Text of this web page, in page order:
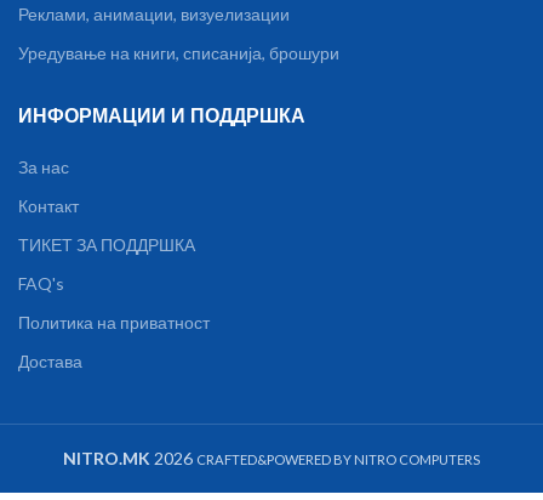
Реклами, анимации, визуелизации
Уредување на книги, списанија, брошури
ИНФОРМАЦИИ И ПОДДРШКА
За нас
Контакт
ТИКЕТ ЗА ПОДДРШКА
FAQ's
Политика на приватност
Достава
NITRO.MK 2026 CRAFTED&POWERED BY NITRO COMPUTERS
плоча ASUS
H81M-R,